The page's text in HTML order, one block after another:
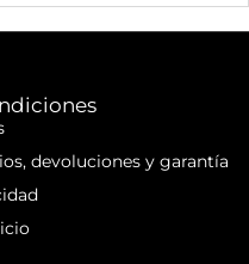
devoluciones y garantía